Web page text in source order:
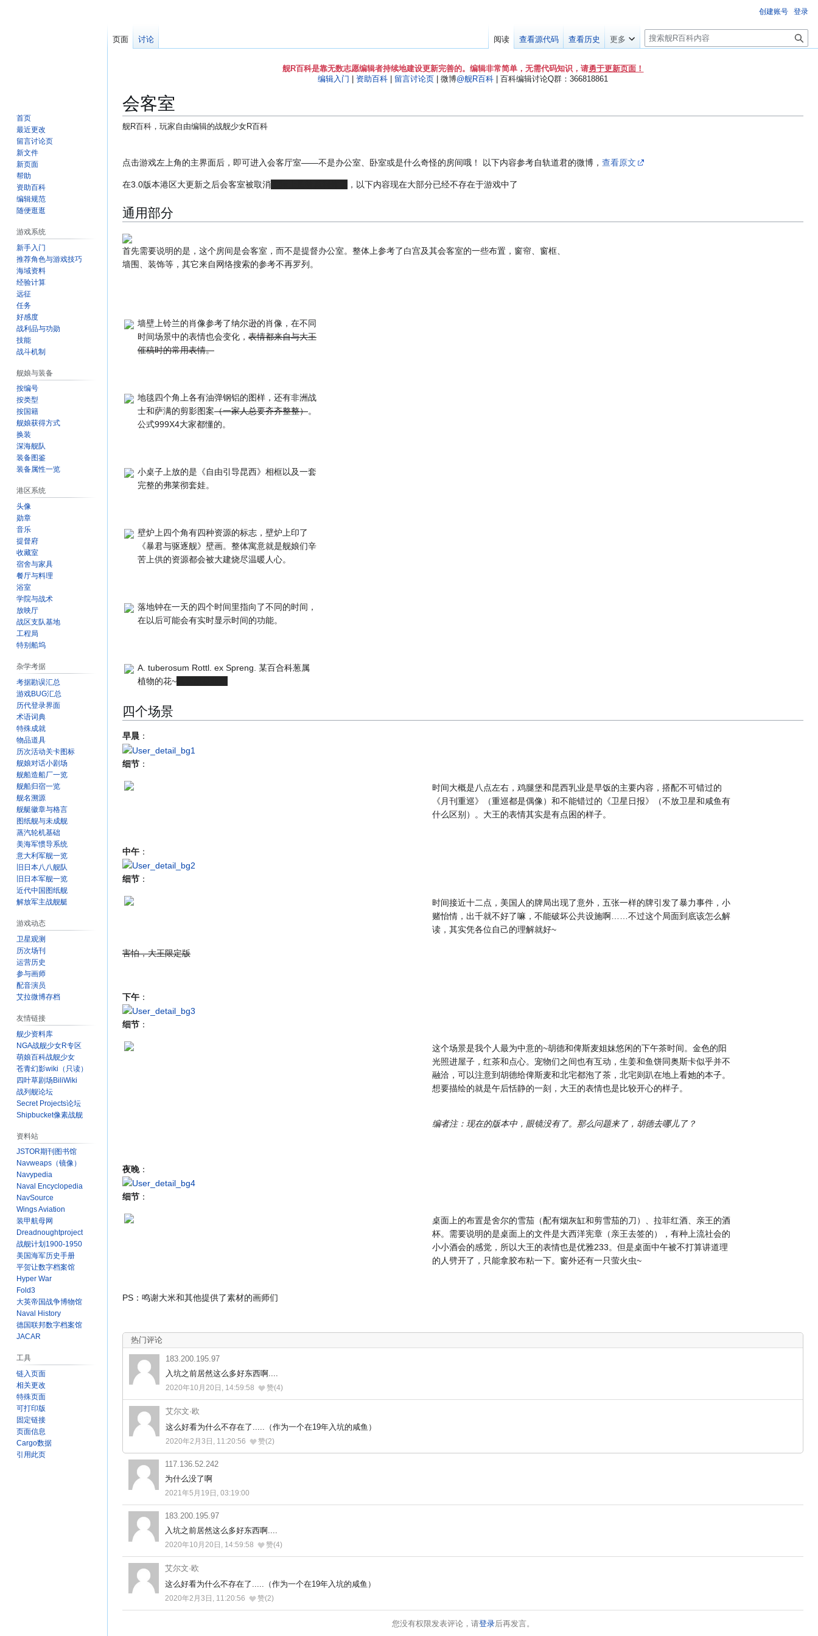
舰R百科是靠无数志愿编辑者持续地建设更新完善的。编辑非常简单，无需代码知识，请勇于更新页面！
编辑入门
资助百科 留言讨论页 | 微博@舰R百科 | 百科编辑讨论Q群：366818861
会客室
舰R百科，玩家自由编辑的战舰少女R百科
转
导
转
搜
点击游戏左上角的主界面后，即可进入会客厅室——不是办公室、卧室或是什么奇怪的房间哦！ 以下内容参考自轨道君的微博， 查看原文
在3.0版本港区大更新之后会客室被取消 ，以下内容现在大部分已经不存在于游戏中了
通用部分
首先需要说明的是，这个房间是会客室，而不是提督办公室。整体上参考了白宫及其会客室的一些布置，窗帘、窗框、
墙围、装饰等，其它来自网络搜索的参考不再罗列。
墙壁上铃兰的肖像参考了纳尔逊的肖像，在不同
时间场景中的表情也会变化， 表情都来自与大王
催稿时的常用表情。
地毯四个角上各有油弹钢铝的图样，还有非洲战
士和萨满的剪影图案（一家人总要齐齐整整）。
公式999X4大家都懂的。
小桌子上放的是《自由引导昆西》相框以及一套
完整的弗莱彻套娃。
壁炉上四个角有四种资源的标志，壁炉上印了
《暴君与驱逐舰》壁画。整体寓意就是舰娘们辛
苦上供的资源都会被大建烧尽温暖人心。
落地钟在一天的四个时间里指向了不同的时间，
在以后可能会有实时显示时间的功能。
A. tuberosum Rottl. ex Spreng. 某百合科葱属
植物的花~
四个场景
早晨 ：
细节 ：
时间大概是八点左右，鸡腿堡和昆西乳业是早饭的主要内容，搭配不可错过的
《月刊重巡》（重巡都是偶像）和不能错过的《卫星日报》（不放卫星和咸鱼有
什么区别）。大王的表情其实是有点困的样子。
中午 ：
细节 ：
时间接近十二点，美国人的牌局出现了意外，五张一样的牌引发了暴力事件，小
赌怡情，出千就不好了嘛，不能破坏公共设施啊……不过这个局面到底该怎么解
读，其实凭各位自己的理解就好~
害怕，大王限定版
下午 ：
细节 ：
这个场景是我个人最为中意的~胡德和俾斯麦姐妹悠闲的下午茶时间。金色的阳
光照进屋子，红茶和点心。宠物们之间也有互动，生姜和鱼饼同奥斯卡似乎并不
融洽，可以注意到胡德给俾斯麦和北宅都泡了茶，北宅则趴在地上看她的本子。
想要描绘的就是午后恬静的一刻，大王的表情也是比较开心的样子。
编者注：现在的版本中，眼镜没有了。那么问题来了，胡德去哪儿了？
夜晚：
细节 ：
桌面上的布置是舍尔的雪茄（配有烟灰缸和剪雪茄的刀）、拉菲红酒、亲王的酒
杯。需要说明的是桌面上的文件是大西洋宪章（亲王去签的），有种上流社会的
小小酒会的感觉，所以大王的表情也是优雅233。但是桌面中午被不打算讲道理
的人劈开了，只能拿胶布粘一下。窗外还有一只萤火虫~
PS：鸣谢大米和其他提供了素材的画师们
热门评论
183.200.195.97
入坑之前居然这么多好东西啊....
2020年10月20日, 14:59:58 赞(4)
艾尔文·欧
这么好看为什么不存在了.....（作为一个在19年入坑的咸鱼）
2020年2月3日, 11:20:56 赞(2)
117.136.52.242
为什么没了啊
2021年5月19日, 03:19:00
183.200.195.97
入坑之前居然这么多好东西啊....
2020年10月20日, 14:59:58 赞(4)
艾尔文·欧
这么好看为什么不存在了.....（作为一个在19年入坑的咸鱼）
2020年2月3日, 11:20:56 赞(2)
您没有权限发表评论，请登录后再发言。
创建账号 登录
页面 讨论 阅读 查看源代码 查看历史 更多
搜
索
首页
最近更改
留言讨论页
新文件
新页面
帮助
资助百科
编辑规范
随便逛逛
游戏系统
新手入门
推荐角色与游戏技巧
海域资料
经验计算
远征
任务
好感度
战利品与功勋
技能
战斗机制
舰娘与装备
按编号
按类型
按国籍
舰娘获得方式
换装
深海舰队
装备图鉴
装备属性一览
港区系统
头像
勋章
音乐
提督府
收藏室
宿舍与家具
餐厅与料理
浴室
学院与战术
放映厅
战区支队基地
工程局
特别船坞
杂学考据
考据勘误汇总
游戏BUG汇总
历代登录界面
术语词典
特殊成就
物品道具
历次活动关卡图标
舰娘对话小剧场
舰船造船厂一览
舰船归宿一览
舰名溯源
舰艇徽章与格言
图纸舰与未成舰
蒸汽轮机基础
美海军惯导系统
意大利军舰一览
旧日本八八舰队
旧日本军舰一览
近代中国图纸舰
解放军主战舰艇
游戏动态
卫星观测
历次场刊
运营历史
参与画师
配音演员
艾拉微博存档
友情链接
舰少资料库
NGA战舰少女R专区
萌娘百科战舰少女
苍青幻影wiki（只读）
四叶草剧场BiliWiki
战列舰论坛
Secret Projects论坛
Shipbucket像素战舰
资料站
JSTOR期刊图书馆
Navweaps（镜像）
Navypedia
Naval Encyclopedia
NavSource
Wings Aviation
装甲航母网
Dreadnoughtproject
战舰计划1900-1950
美国海军历史手册
平贺让数字档案馆
Hyper War
Fold3
大英帝国战争博物馆
Naval History
德国联邦数字档案馆
JACAR
工具
链入页面
相关更改
特殊页面
可打印版
固定链接
页面信息
Cargo数据
引用此页